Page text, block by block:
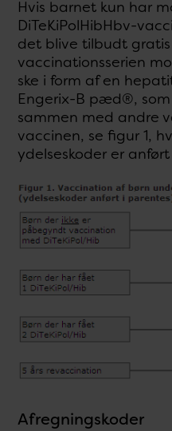
Hvis barnet kun har
DiTeKiPolHibHbv-
det blive tilbudt
vaccinationsserien
ske i form af en
Engerix-B pæd®,
sammen med andre
vaccinen, se figur 1,
ydelseskoder er
Afregningskoder